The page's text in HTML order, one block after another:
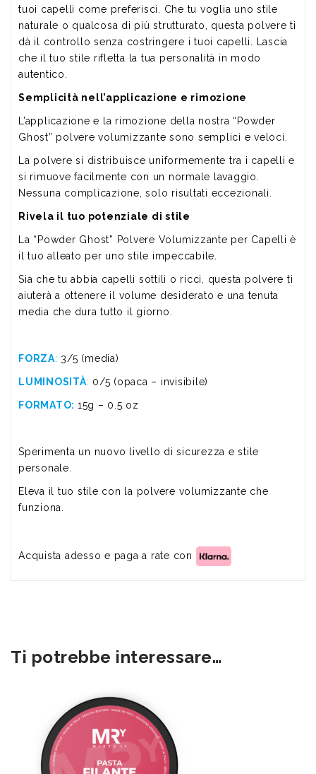
tuoi capelli come preferisci. Che tu voglia uno stile
naturale o qualcosa di più strutturato, questa polvere ti
dà il controllo senza costringere i tuoi capelli. Lascia
che il tuo stile rifletta la tua personalità in modo
autentico.
Semplicità nell’applicazione e rimozione
L’applicazione e la rimozione della nostra “Powder
Ghost” polvere volumizzante sono semplici e veloci.
La polvere si distribuisce uniformemente tra i capelli e
si rimuove facilmente con un normale lavaggio.
Nessuna complicazione, solo risultati eccezionali.
Rivela il tuo potenziale di stile
La “Powder Ghost” Polvere Volumizzante per Capelli è
il tuo alleato per uno stile impeccabile.
Sia che tu abbia capelli sottili o ricci, questa polvere ti
aiuterà a ottenere il volume desiderato e una tenuta
media che dura tutto il giorno.
FORZA: 3/5 (media)
LUMINOSITÀ: 0/5 (opaca – invisibile)
FORMATO: 15g – 0.5 oz
Sperimenta un nuovo livello di sicurezza e stile
personale.
Eleva il tuo stile con la polvere volumizzante che
funziona.
Acquista adesso e paga a rate con
Ti potrebbe interessare…